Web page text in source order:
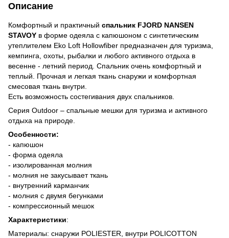
Описание
Комфортный и практичный спальник FJORD NANSEN
STAVOY в форме одеяла с капюшоном с синтетическим
утеплителем Eko Loft Hollowfiber предназначен для туризма,
кемпинга, охоты, рыбалки и любого активного отдыха в
весенне - летний период. Спальник очень комфортный и
теплый. Прочная и легкая ткань снаружи и комфортная
смесовая ткань внутри.
Есть возможность состегивания двух спальников.
Серия Outdoor – спальные мешки для туризма и активного
отдыха на природе.
Особенности:
- капюшон
- форма одеяла
- изолированная молния
- молния не закусывает ткань
- внутренний карманчик
- молния с двумя бегунками
- компрессионный мешок
Характеристики:
Материалы: снаружи POLIESTER, внутри POLICOTTON